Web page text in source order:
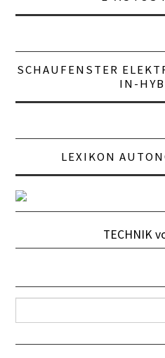
SCHAUFENSTER
IN-
LEXIKON
TECHNIK